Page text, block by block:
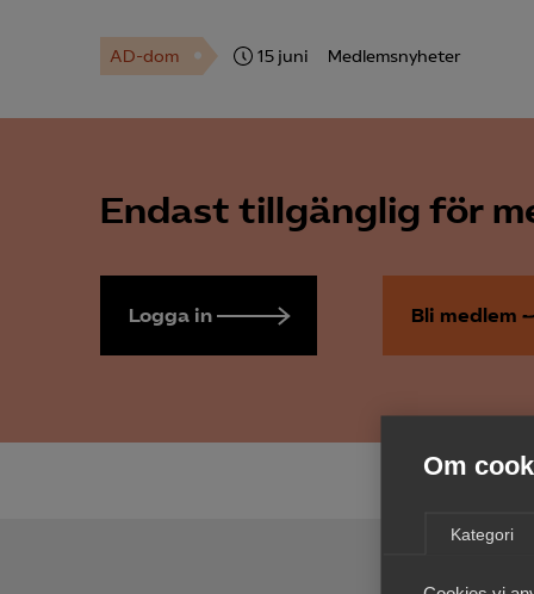
Om
Kategori
AD-dom 15 juni Medlemsnyheter
Endast tillgänglig för
Logga in Bli medlem